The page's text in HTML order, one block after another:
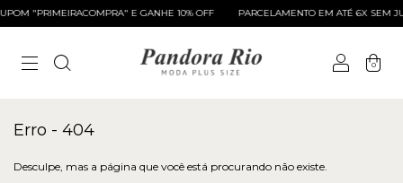
"PRIMEIRACOMPRA" E GANHE 10% OFF PARCELAMENTO EM ATÉ 6X SEM
0
Erro - 404
Desculpe, mas a página que você está procurando não existe.